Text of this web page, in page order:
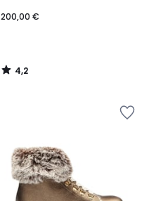
200,00 €
4,2
/